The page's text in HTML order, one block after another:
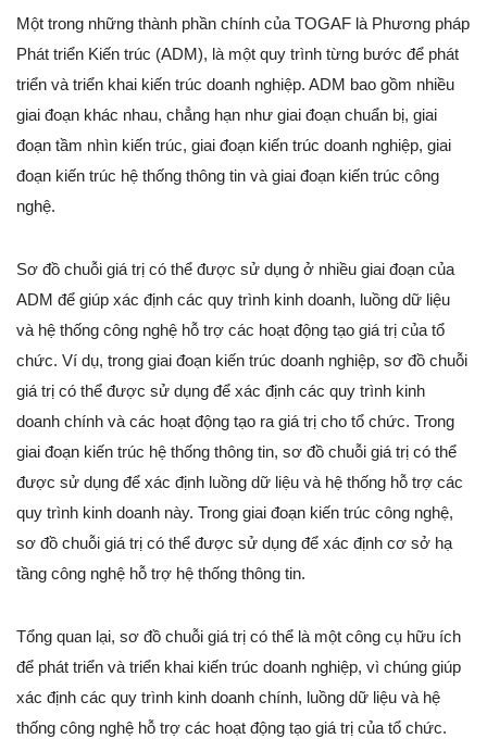
Một trong những thành phần chính của TOGAF là Phương pháp
Phát triển Kiến trúc (ADM), là một quy trình từng bước để phát
triển và triển khai kiến trúc doanh nghiệp. ADM bao gồm nhiều
giai đoạn khác nhau, chẳng hạn như giai đoạn chuẩn bị, giai
đoạn tầm nhìn kiến trúc, giai đoạn kiến trúc doanh nghiệp, giai
đoạn kiến trúc hệ thống thông tin và giai đoạn kiến trúc công
nghệ.
Sơ đồ chuỗi giá trị có thể được sử dụng ở nhiều giai đoạn của
ADM để giúp xác định các quy trình kinh doanh, luồng dữ liệu
và hệ thống công nghệ hỗ trợ các hoạt động tạo giá trị của tổ
chức. Ví dụ, trong giai đoạn kiến trúc doanh nghiệp, sơ đồ chuỗi
giá trị có thể được sử dụng để xác định các quy trình kinh
doanh chính và các hoạt động tạo ra giá trị cho tổ chức. Trong
giai đoạn kiến trúc hệ thống thông tin, sơ đồ chuỗi giá trị có thể
được sử dụng để xác định luồng dữ liệu và hệ thống hỗ trợ các
quy trình kinh doanh này. Trong giai đoạn kiến trúc công nghệ,
sơ đồ chuỗi giá trị có thể được sử dụng để xác định cơ sở hạ
tầng công nghệ hỗ trợ hệ thống thông tin.
Tổng quan lại, sơ đồ chuỗi giá trị có thể là một công cụ hữu ích
để phát triển và triển khai kiến trúc doanh nghiệp, vì chúng giúp
xác định các quy trình kinh doanh chính, luồng dữ liệu và hệ
thống công nghệ hỗ trợ các hoạt động tạo giá trị của tổ chức.